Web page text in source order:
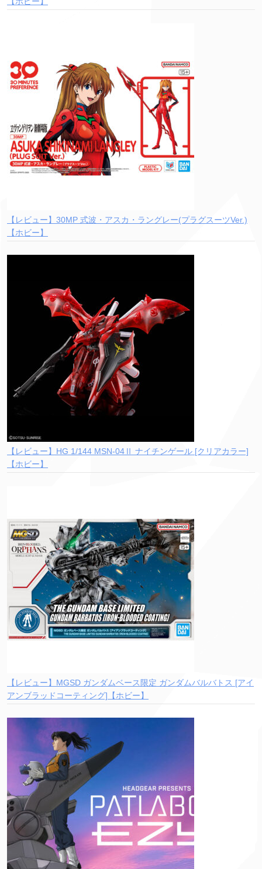
【レビュー】30MP 式波・アスカ・ラングレー(プラグスーツVer.)
【ホビー】
【レビュー】HG 1/144 MSN-04Ⅱ ナイチンゲール [クリアカラー]
【ホビー】
【レビュー】MGSD ガンダムベース限定 ガンダムバルバトス [アイ
アンブラッドコーティング]【ホビー】